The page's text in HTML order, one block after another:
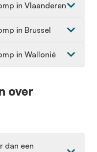
in Vlaanderen
in Brussel
in Wallonië
over
dan een